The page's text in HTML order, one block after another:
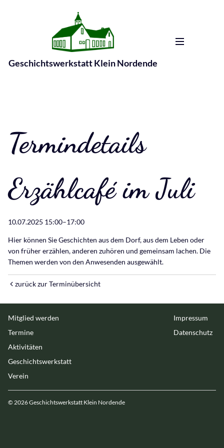
Geschichtswerkstatt Klein Nordende
Termindetails
Erzählcafé im Juli
10.07.2025 15:00–17:00
Hier können Sie Geschichten aus dem Dorf, aus dem Leben oder
von früher erzählen, anderen zuhören und gemeinsam lachen. Die
Themen werden von den Anwesenden ausgewählt.
zurück zur Terminübersicht
Navigation
überspringen
Mitglied werden
Termine
Aktivitäten
Geschichtswerkstatt
Verein
Navigation
überspringen
Impressum
Datenschutz
© 2026 Geschichtswerkstatt Klein Nordende